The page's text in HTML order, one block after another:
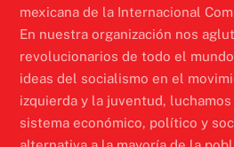
mexicana de la Internacional
En nuestra organización nos
revolucionarios de todo el
ideas del socialismo en el
izquierda y la juventud,
sistema económico, político y